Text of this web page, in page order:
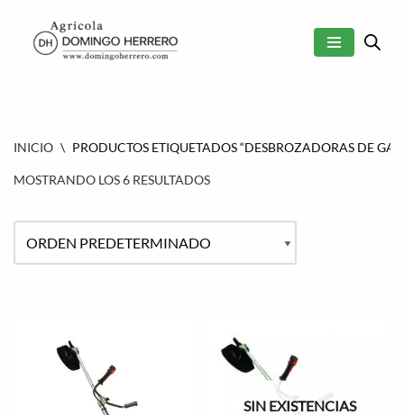
SALTAR
INICIO \ PRODUCTOS ETIQUETADOS “DESBROZADORAS DE
MOSTRANDO LOS 6 RESULTADOS
SIN EXISTENCIAS